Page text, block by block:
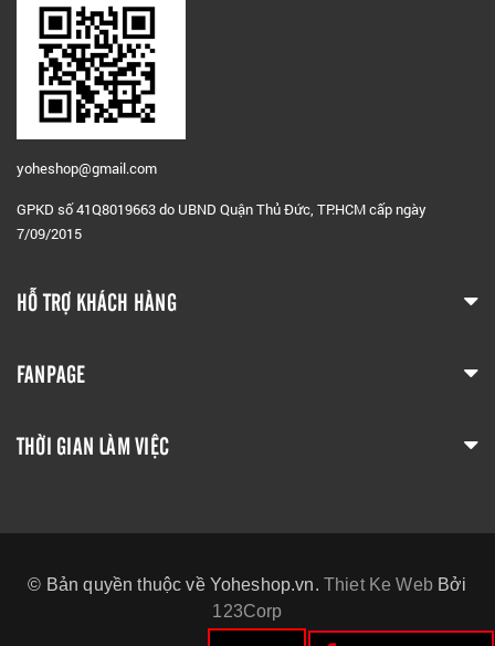
yoheshop@gmail.com
GPKD số 41Q8019663 do UBND Quận Thủ Đức, TP.HCM cấp ngày
7/09/2015
HỖ TRỢ KHÁCH HÀNG
FANPAGE
THỜI GIAN LÀM VIỆC
© Bản quyền thuộc về Yoheshop.vn. Thiet Ke WebBởi
123Corp